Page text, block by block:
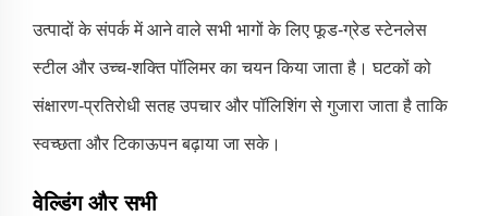
उत्पादों के संपर्क में आने वाले सभी भागों के लिए फूड-ग्रेड स्टेनलेस
स्टील और उच्च-शक्ति पॉलिमर का चयन किया जाता है। घटकों को
संक्षारण-प्रतिरोधी सतह उपचार और पॉलिशिंग से गुजारा जाता है ताकि
स्वच्छता और टिकाऊपन बढ़ाया जा सके।
वेल्डिंग और सभी